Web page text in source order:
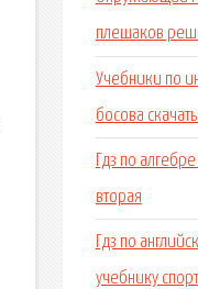
плешаков
Учебники по
босова
Гдз по
вторая
Гдз по
учебнику